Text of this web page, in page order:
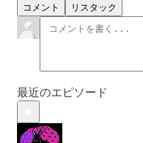
コメント リスタック
最近のエピソード